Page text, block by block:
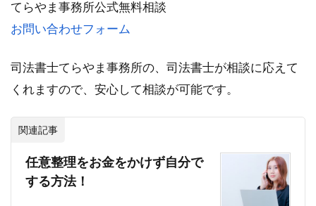
てらやま事務所公式無料相談
お問い合わせフォーム
司法書士てらやま事務所の、司法書士が相談に応えて
くれますので、安心して相談が可能です。
関連記事
任意整理をお金をかけず自分で
する方法！